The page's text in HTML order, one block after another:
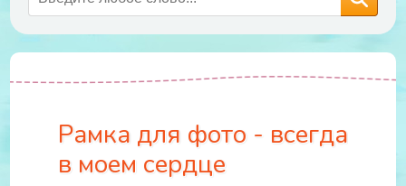
Рамка для фото - всегда
в моем сердце